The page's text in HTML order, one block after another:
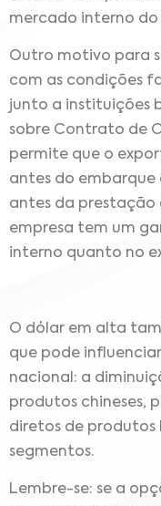
mercado interno do
Outro motivo para
com as condições
junto a instituições
sobre Contrato de
permite que o
antes do embarque
antes da prestação
empresa tem um
interno quanto no
O dólar em alta
que pode
nacional: a
produtos chineses,
diretos de produtos
segmentos.
Lembre-se: se a